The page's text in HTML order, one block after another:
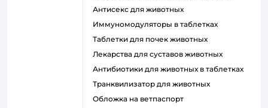
Антисекс для животных
Иммуномодуляторы в таблетках
Таблетки для почек животных
Лекарства для суставов животных
Антибиотики для животных в таблетках
Транквилизатор для животных
Обложка на ветпаспорт